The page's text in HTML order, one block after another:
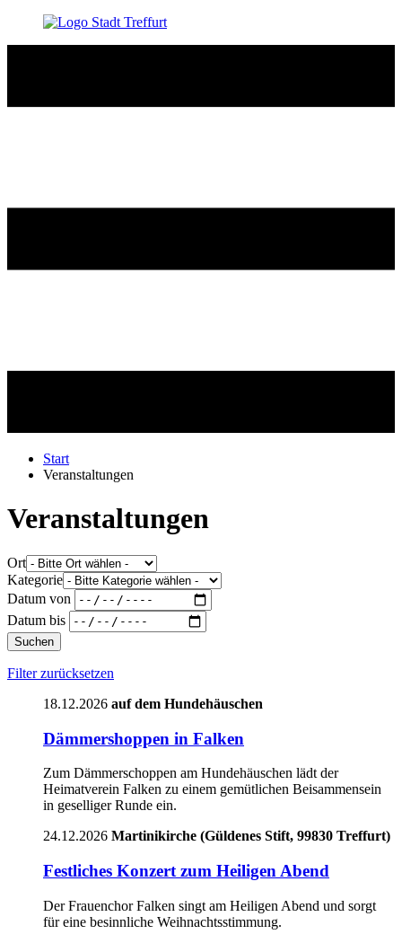
Start
Veranstaltungen
Veranstaltungen
Ort
Kategorie
Datum von
Datum bis
Suchen
Filter zurücksetzen
18.12.2026 auf dem Hundehäuschen
Dämmershoppen in Falken
Zum Dämmerschoppen am Hundehäuschen lädt der
Heimatverein Falken zu einem gemütlichen Beisammensein
in geselliger Runde ein.
24.12.2026 Martinikirche (Güldenes Stift, 99830 Treffurt)
Festliches Konzert zum Heiligen Abend
Der Frauenchor Falken singt am Heiligen Abend und sorgt
für eine besinnliche Weihnachtsstimmung.